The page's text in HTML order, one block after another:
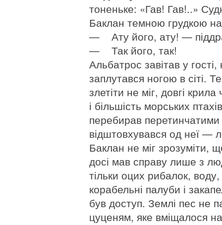
тоненьке: «Гав! Гав!..»
Баклан темною грудкою
— Ату його, ату! —
— Так його, так!
Альбатрос завітав у
заплутався ногою в сіті.
злетіти не міг, довгі
і більшість морських
перебирав
відштовхувався од неї —
Баклан не міг зрозуміти,
досі мав справу лише з
тільки оцих рибалок,
корабельні палуби і
був доступ. Землі пес не
цуценям, яке вміщалося